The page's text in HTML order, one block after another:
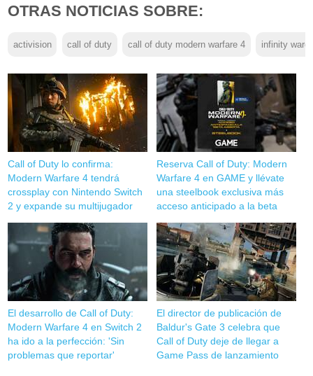
OTRAS NOTICIAS SOBRE:
activision call of duty call of duty modern warfare 4 infinity ward
Call of Duty lo confirma:
Modern Warfare 4 tendrá
crossplay con Nintendo Switch
2 y expande su multijugador
Reserva Call of Duty: Modern
Warfare 4 en GAME y llévate
una steelbook exclusiva más
acceso anticipado a la beta
El desarrollo de Call of Duty:
Modern Warfare 4 en Switch 2
ha ido a la perfección: 'Sin
problemas que reportar'
El director de publicación de
Baldur's Gate 3 celebra que
Call of Duty deje de llegar a
Game Pass de lanzamiento